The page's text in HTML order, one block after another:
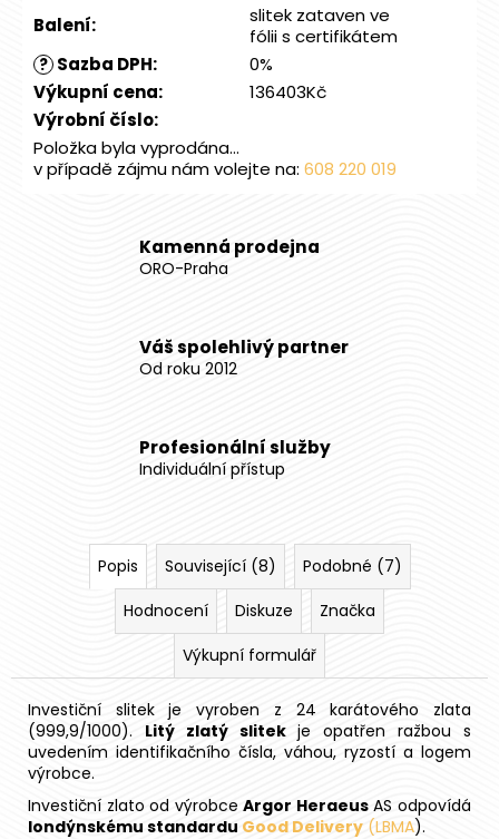
Balení:
slitek zataven ve
fólii s certifikátem
? Sazba DPH:
0%
Výkupní cena:
136403Kč
Výrobní číslo:
Položka byla vyprodána…
v případě zájmu nám volejte na: 608 220 019
Kamenná prodejna
ORO-Praha
Váš spolehlivý partner
Od roku 2012
Profesionální služby
Individuální přístup
Popis Související (8)
Podobné (7)
Hodnocení
Diskuze
Značka
Výkupní formulář
Investiční slitek je vyroben z 24 karátového zlata
(999,9/1000). Litý zlatý slitekje opatřen ražbou s
uvedením identifikačního čísla, váhou, ryzostí a logem
výrobce.
Investiční zlato od výrobceArgor HeraeusAS odpovídá
londýnskému standardu Good Delivery (LBMA).